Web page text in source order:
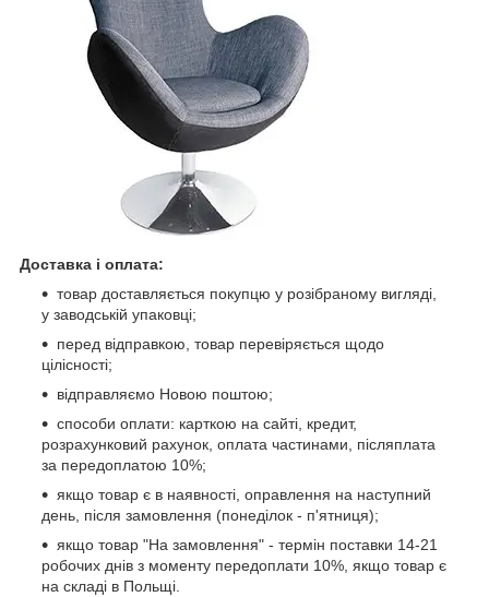
Доставка і оплата:
товар доставляється покупцю у розібраному вигляді,
у заводській упаковці;
перед відправкою, товар перевіряється щодо
цілісності;
відправляємо Новою поштою;
способи оплати: карткою на сайті, кредит,
розрахунковий рахунок, оплата частинами, післяплата
за передоплатою 10%;
якщо товар є в наявності, оправлення на наступний
день, після замовлення (понеділок - п'ятниця);
якщо товар "На замовлення" - термін поставки 14-21
робочих днів з моменту передоплати 10%, якщо товар є
на складі в Польщі.